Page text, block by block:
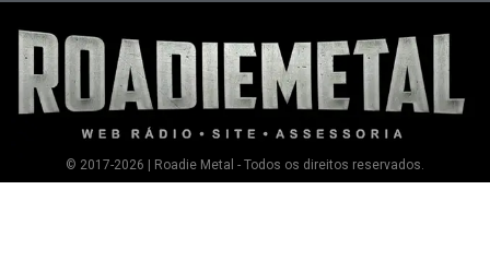
© 2017-2026 | Roadie Metal - Todos os direitos reservados.